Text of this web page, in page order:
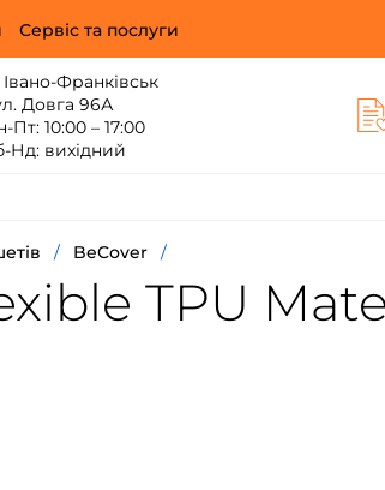
Сервіс та послуги
Франківськ
Довга 96А
Пт: 10:00 – 17:00
Нд: вихідний
/ BeCover /
TPU